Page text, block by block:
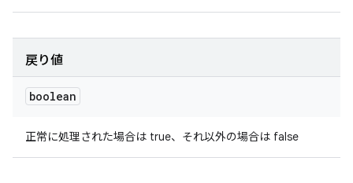
戻り値
boolean
正常に処理された場合は true、それ以外の場合は false